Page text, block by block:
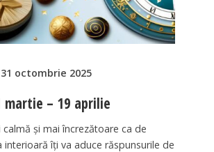
31 octombrie 2025
martie – 19 aprilie
calmă și mai încrezătoare ca de
interioară îți va aduce răspunsurile de